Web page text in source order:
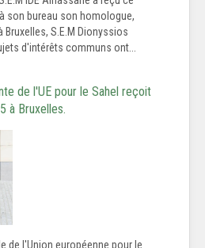
son bureau son homologue,
Bruxelles, S.E.M Dionyssios
d'intérêts communs ont...
de l'UE pour le Sahel reçoit
à Bruxelles.
de l'Union européenne pour le